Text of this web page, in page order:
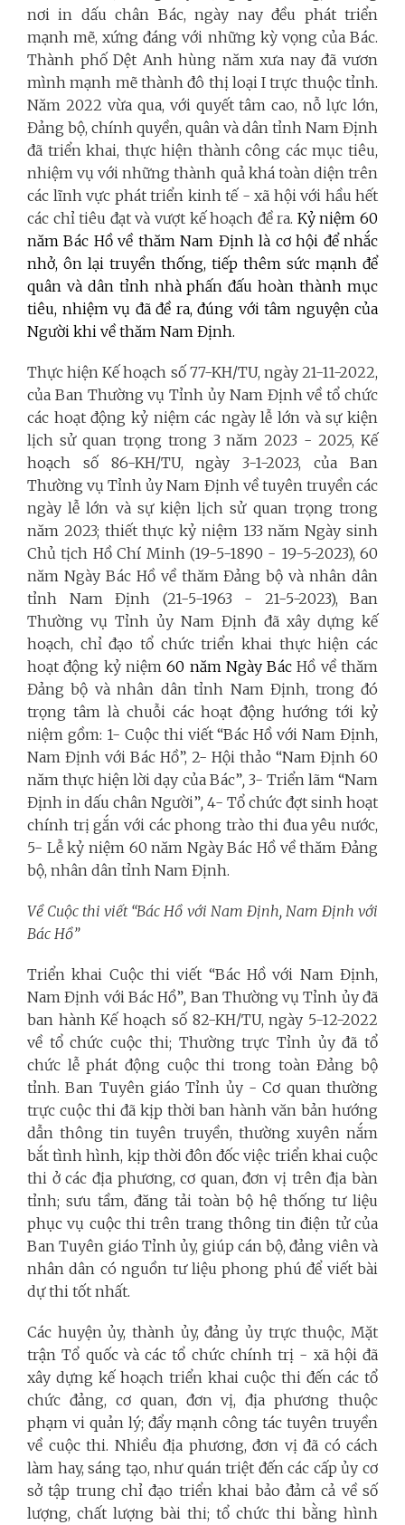
nơi in dấu chân Bác, ngày nay đều phát triển
mạnh mẽ, xứng đáng với những kỳ vọng của Bác.
Thành phố Dệt Anh hùng năm xưa nay đã vươn
mình mạnh mẽ thành đô thị loại I trực thuộc tỉnh.
Năm 2022 vừa qua, với quyết tâm cao, nỗ lực lớn,
Đảng bộ, chính quyền, quân và dân tỉnh Nam Định
đã triển khai, thực hiện thành công các mục tiêu,
nhiệm vụ với những thành quả khá toàn diện trên
các lĩnh vực phát triển kinh tế - xã hội với hầu hết
các chỉ tiêu đạt và vượt kế hoạch đề ra. Kỷ niệm 60
năm Bác Hồ về thăm Nam Định là cơ hội để nhắc
nhở, ôn lại truyền thống, tiếp thêm sức mạnh để
quân và dân tỉnh nhà phấn đấu hoàn thành mục
tiêu, nhiệm vụ đã đề ra, đúng với tâm nguyện của
Người khi về thăm Nam Định.
Thực hiện Kế hoạch số 77-KH/TU, ngày 21-11-2022,
của Ban Thường vụ Tỉnh ủy Nam Định về tổ chức
các hoạt động kỷ niệm các ngày lễ lớn và sự kiện
lịch sử quan trọng trong 3 năm 2023 - 2025, Kế
hoạch số 86-KH/TU, ngày 3-1-2023, của Ban
Thường vụ Tỉnh ủy Nam Định về tuyên truyền các
ngày lễ lớn và sự kiện lịch sử quan trọng trong
năm 2023; thiết thực kỷ niệm 133 năm Ngày sinh
Chủ tịch Hồ Chí Minh (19-5-1890 - 19-5-2023), 60
năm Ngày Bác Hồ về thăm Đảng bộ và nhân dân
tỉnh Nam Định (21-5-1963 - 21-5-2023), Ban
Thường vụ Tỉnh ủy Nam Định đã xây dựng kế
hoạch, chỉ đạo tổ chức triển khai thực hiện các
hoạt động kỷ niệm60 năm Ngày BácHồ về thăm
Đảng bộ và nhân dân tỉnh Nam Định, trong đó
trọng tâm là chuỗi các hoạt động hướng tới kỷ
niệm gồm: 1- Cuộc thi viết “Bác Hồ với Nam Định,
Nam Định với Bác Hồ”, 2- Hội thảo “Nam Định 60
năm thực hiện lời dạy của Bác”, 3- Triển lãm “Nam
Định in dấu chân Người”, 4- Tổ chức đợt sinh hoạt
chính trị gắn với các phong trào thi đua yêu nước,
5- Lễ kỷ niệm 60 năm Ngày Bác Hồ về thăm Đảng
bộ, nhân dân tỉnh Nam Định.
Về Cuộc thi viết “Bác Hồ với Nam Định, Nam Định với
Bác Hồ”
Triển khai Cuộc thi viết “Bác Hồ với Nam Định,
Nam Định với Bác Hồ”, Ban Thường vụ Tỉnh ủy đã
ban hành Kế hoạch số 82-KH/TU, ngày 5-12-2022
về tổ chức cuộc thi; Thường trực Tỉnh ủy đã tổ
chức lễ phát động cuộc thi trong toàn Đảng bộ
tỉnh. Ban Tuyên giáo Tỉnh ủy - Cơ quan thường
trực cuộc thi đã kịp thời ban hành văn bản hướng
dẫn thông tin tuyên truyền, thường xuyên nắm
bắt tình hình, kịp thời đôn đốc việc triển khai cuộc
thi ở các địa phương, cơ quan, đơn vị trên địa bàn
tỉnh; sưu tầm, đăng tải toàn bộ hệ thống tư liệu
phục vụ cuộc thi trên trang thông tin điện tử của
Ban Tuyên giáo Tỉnh ủy, giúp cán bộ, đảng viên và
nhân dân có nguồn tư liệu phong phú để viết bài
dự thi tốt nhất.
Các huyện ủy, thành ủy, đảng ủy trực thuộc, Mặt
trận Tổ quốc và các tổ chức chính trị - xã hội đã
xây dựng kế hoạch triển khai cuộc thi đến các tổ
chức đảng, cơ quan, đơn vị, địa phương thuộc
phạm vi quản lý; đẩy mạnh công tác tuyên truyền
về cuộc thi. Nhiều địa phương, đơn vị đã có cách
làm hay, sáng tạo, như quán triệt đến các cấp ủy cơ
sở tập trung chỉ đạo triển khai bảo đảm cả về số
lượng, chất lượng bài thi; tổ chức thi bằng hình